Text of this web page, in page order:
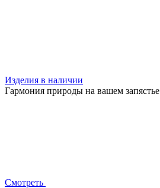
Изделия в наличии
Гармония природы на вашем запястье
Смотреть